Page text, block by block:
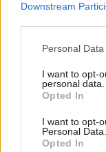
Downstream
Please note that
not limited to your
grant or deny
use your data for
consent section.
Personal
I want to opt-
personal data.
Opted In
I want to opt-
Personal Data.
Opted In